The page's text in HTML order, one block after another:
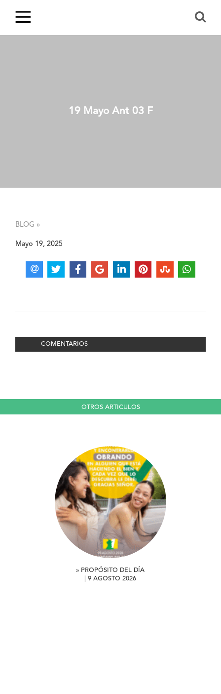
19 Mayo Ant 03 F
BLOG »
Mayo 19, 2025
COMENTARIOS
OTROS ARTICULOS
» PROPÓSITO DEL DÍA
| 9 AGOSTO 2026